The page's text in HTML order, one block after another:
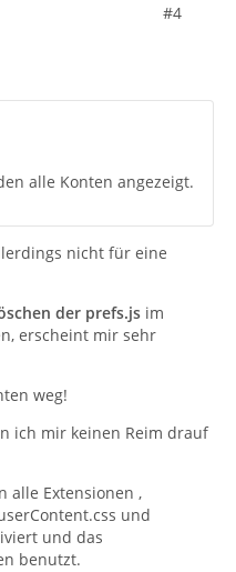
#4
alle Konten angezeigt.
nicht für eine
der prefs.js im
erscheint mir sehr
weg!
ich mir keinen Reim drauf
alle Extensionen ,
und
und das
benutzt.